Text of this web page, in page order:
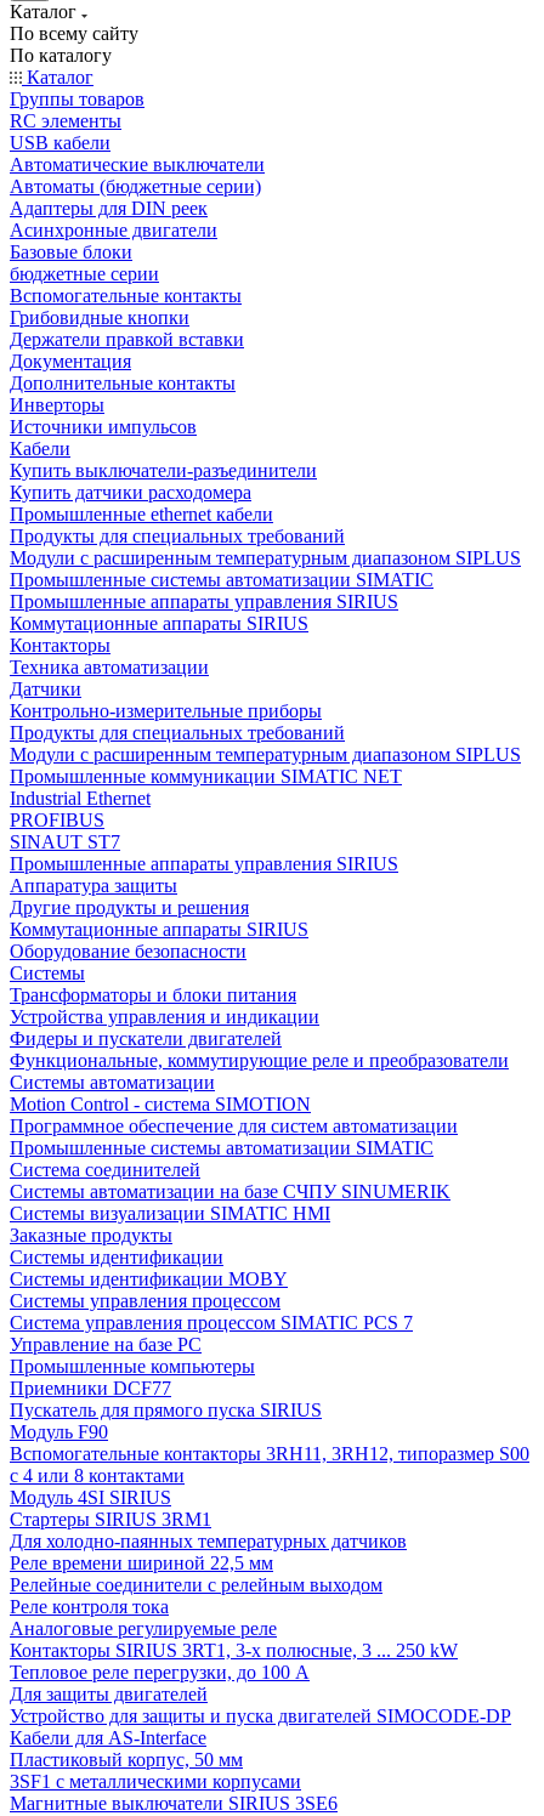
Каталог
По всему сайту
По каталогу
Каталог
Группы товаров
RC элементы
USB кабели
Автоматические выключатели
Автоматы (бюджетные серии)
Адаптеры для DIN реек
Асинхронные двигатели
Базовые блоки
бюджетные серии
Вспомогательные контакты
Грибовидные кнопки
Держатели правкой вставки
Документация
Дополнительные контакты
Инверторы
Источники импульсов
Кабели
Купить выключатели-разъединители
Купить датчики расходомера
Промышленные ethernet кабели
Продукты для специальных требований
Модули с расширенным температурным диапазоном SIPLUS
Промышленные системы автоматизации SIMATIC
Промышленные аппараты управления SIRIUS
Коммутационные аппараты SIRIUS
Контакторы
Техника автоматизации
Датчики
Контрольно-измерительные приборы
Продукты для специальных требований
Модули с расширенным температурным диапазоном SIPLUS
Промышленные коммуникации SIMATIC NET
Industrial Ethernet
PROFIBUS
SINAUT ST7
Промышленные аппараты управления SIRIUS
Аппаратура защиты
Другие продукты и решения
Коммутационные аппараты SIRIUS
Оборудование безопасности
Системы
Трансформаторы и блоки питания
Устройства управления и индикации
Фидеры и пускатели двигателей
Функциональные, коммутирующие реле и преобразователи
Системы автоматизации
Motion Control - система SIMOTION
Программное обеспечение для систем автоматизации
Промышленные системы автоматизации SIMATIC
Система соединителей
Системы автоматизации на базе СЧПУ SINUMERIK
Системы визуализации SIMATIC HMI
Заказные продукты
Системы идентификации
Системы идентификации MOBY
Системы управления процессом
Система управления процессом SIMATIC PCS 7
Управление на базе РС
Промышленные компьютеры
Приемники DCF77
Пускатель для прямого пуска SIRIUS
Модуль F90
Вспомогательные контакторы 3RH11, 3RH12, типоразмер S00
с 4 или 8 контактами
Модуль 4SI SIRIUS
Стартеры SIRIUS 3RM1
Для холодно-паянных температурных датчиков
Реле времени шириной 22,5 мм
Релейные соединители с релейным выходом
Реле контроля тока
Аналоговые регулируемые реле
Контакторы SIRIUS 3RT1, 3-х полюсные, 3 ... 250 kW
Тепловое реле перегрузки, до 100 A
Для защиты двигателей
Устройство для защиты и пуска двигателей SIMOCODE-DP
Кабели для AS-Interface
Пластиковый корпус, 50 мм
3SF1 с металлическими корпусами
Магнитные выключатели SIRIUS 3SE6